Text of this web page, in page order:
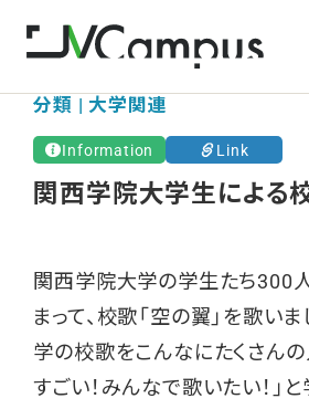
分類 | 大学関連
Information Link
関西学院大学生による
関西学院大学の学生たち300
まって、校歌「空の翼」を歌いま
学の校歌をこんなにたくさん
すごい！みんなで歌いたい！」